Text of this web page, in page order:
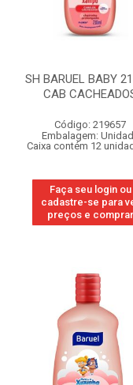
SH BARUEL BABY
CAB
Código: 219657
Embalagem:
Caixa contém 12
Faça seu login ou
cadastre-se para
preços e comprar